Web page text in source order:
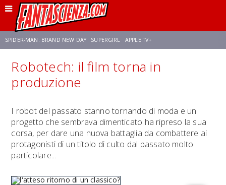
SPIDER-MAN: BRAND NEW DAY SUPERGIRL APPLE TV+
FRANCO RICCIARDIELLO ZENDAYA STAR TREK AVENGERS: DOOMSDAY
Robotech: il film torna in
produzione
I robot del passato stanno tornando di moda e un
progetto che sembrava dimenticato ha ripreso la sua
corsa, per dare una nuova battaglia da combattere ai
protagonisti di un titolo di culto dal passato molto
particolare...